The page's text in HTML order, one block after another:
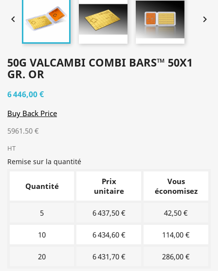
 
50G VALCAMBI COMBI BARS™ 50X1
GR. OR
6 446,00 €
Buy Back Price
5961.50 €
HT
Remise sur la quantité
Quantité
Prix
unitaire
Vous
économisez
5 6 437,50 € 42,50 €
10 6 434,60 € 114,00 €
20 6 431,70 € 286,00 €